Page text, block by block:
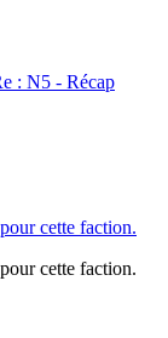
: N5 - Récap
cette faction.
cette faction.